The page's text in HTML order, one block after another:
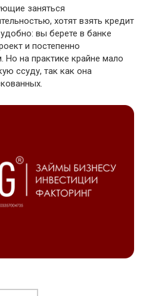
заняться
хотят взять кредит
вы берете в банке
и постепенно
Но на практике крайне мало
ссуду, так как она